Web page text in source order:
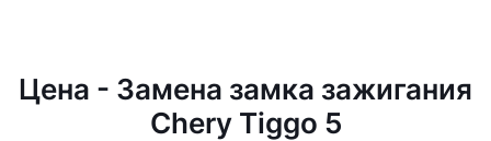
Цена - Замена замка зажигания
Chery Tiggo 5